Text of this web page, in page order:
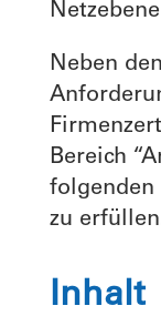
Neben
Bereich
folgenden
zu
Inhalt